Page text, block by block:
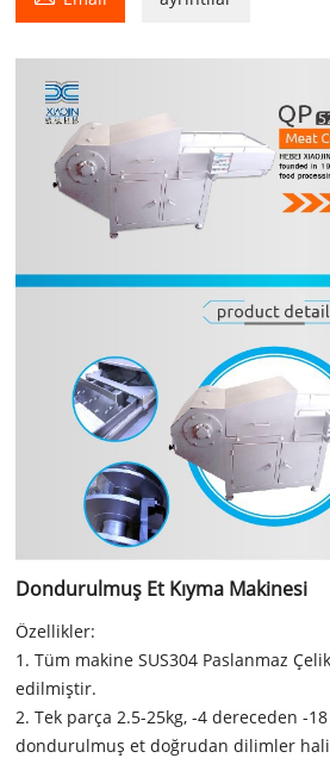
Dondurulmuş Et Kıyma Makinesi
Özellikler:
1. Tüm makine SUS304 Paslanmaz
edilmiştir.
2. Tek parça 2.5-25kg, -4 dereceden -
dondurulmuş et doğrudan dilimler